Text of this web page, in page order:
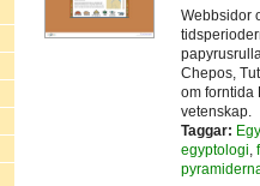
Webbsidor
Chepos,
om forntida
vetenskap.
Taggar:
egyptologi,